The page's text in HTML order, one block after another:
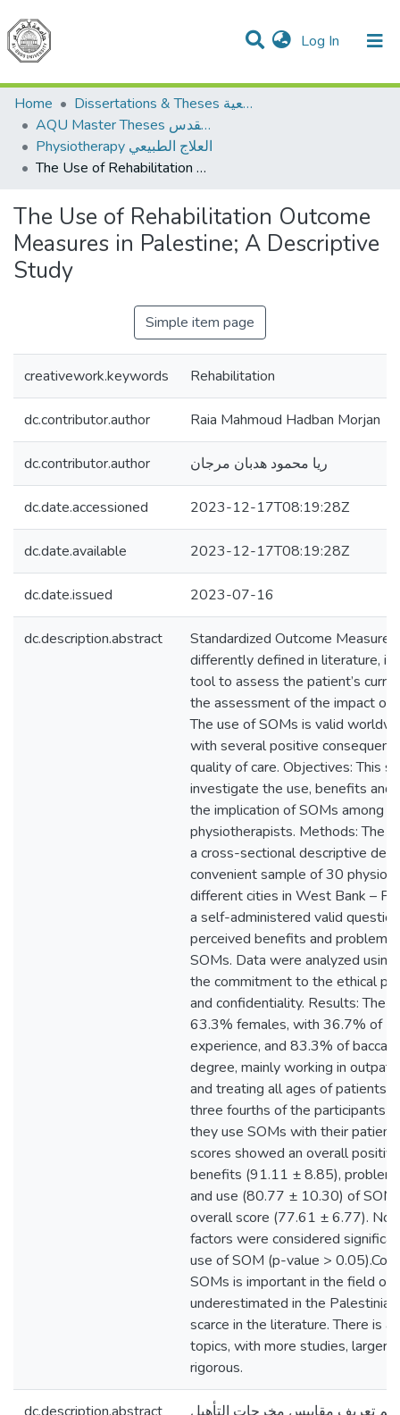
Log In (current)
Communities & Collections
All of DSpace
Home
Dissertations & Theses الرسائل الجامعية
AQU Master Theses الرسائل الجامعية الخاصة بجامعة القدس
Physiotherapy العلاج الطبيعي
The Use of Rehabilitation Outcome Measures in Palestine; A Descriptive Study
The Use of Rehabilitation Outcome
Measures in Palestine; A Descriptive
Study
Simple item page
creativework.keywords Rehabilitation
dc.contributor.author Raia Mahmoud Hadban Morjan
dc.contributor.author ريا محمود هدبان مرجان
dc.date.accessioned 2023-12-17T08:19:28Z
dc.date.available 2023-12-17T08:19:28Z
dc.date.issued 2023-07-16
dc.description.abstract
Standardized Outcome
differently defined in literature,
tool to assess the patient’s
the assessment of the impact of
The use of SOMs is valid
with several positive
quality of care. Objectives: This
investigate the use, benefits
the implication of SOMs among
physiotherapists. Methods: The
a cross-sectional descriptive
convenient sample of 30
different cities in West Bank –
a self-administered valid
perceived benefits and
SOMs. Data were analyzed
the commitment to the ethical
and confidentiality. Results: The
63.3% females, with 36.7% of
experience, and 83.3% of
degree, mainly working in
and treating all ages of patients
three fourths of the participants
they use SOMs with their
scores showed an overall
benefits (91.11 ± 8.85),
and use (80.77 ± 10.30) of
overall score (77.61 ± 6.77).
factors were considered
use of SOM (p-value >
SOMs is important in the field of
underestimated in the
scarce in the literature. There is a
topics, with more studies, larger
rigorous.